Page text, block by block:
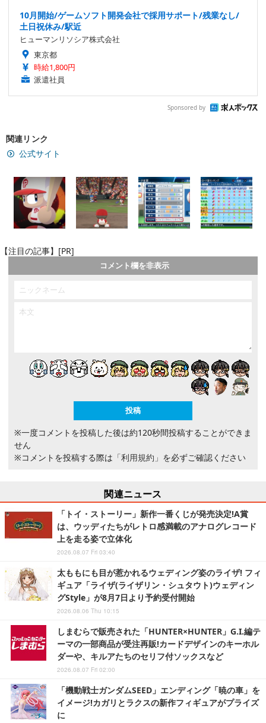
10月開始/ゲームソフト開発会社で採用サポート/残業なし/
土日祝休み/駅近
ヒューマンリソシア株式会社
東京都
時給1,800円
派遣社員
Sponsored by
関連リンク
公式サイト
【注目の記事】[PR]
コメント欄を非表示
※一度コメントを投稿した後は約120秒間投稿することができま
せん
※コメントを投稿する際は 「利用規約」 を必ずご確認ください
関連ニュース
「トイ・ストーリー」新作一番くじが発売決定!A賞
は、ウッディたちがレトロ感満載のアナログレコード
上を走る姿で立体化
2026.08.07 Fri 03:40
太ももにも目が惹かれるウェディング姿のライザ! フィ
ギュア「ライザ(ライザリン・シュタウト)ウェディン
グStyle」が8月7日より予約受付開始
2026.08.06 Thu 10:15
しまむらで販売された「HUNTER×HUNTER」G.I.編テ
ーマの一部商品が受注再販!カードデザインのキーホル
ダーや、キルアたちのセリフ付ソックスなど
2026.08.07 Fri 02:00
「機動戦士ガンダムSEED」エンディング「暁の車」を
イメージ!カガリとラクスの新作フィギュアがプライズ
に